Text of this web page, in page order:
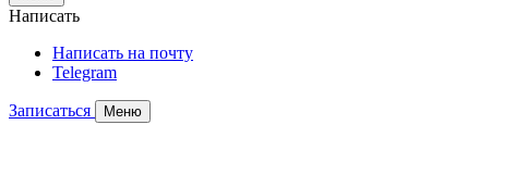
Написать
Написать на почту
Telegram
Записаться Меню